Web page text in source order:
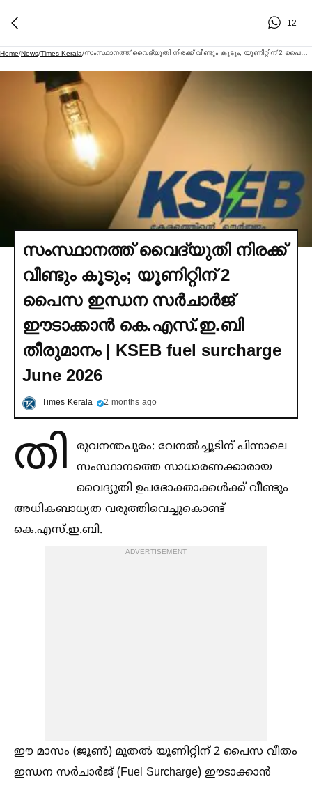
12
Home/News/Times Kerala/
സംസ്ഥാനത്ത് വൈദ്യുതി നിരക്ക്
വീണ്ടും കൂടും; യൂണിറ്റിന് 2
പൈസ ഇന്ധന സര്‍ചാര്‍ജ്
ഈടാക്കാൻ കെ.എസ്.ഇ.ബി
തീരുമാനം | KSEB fuel surcharge
June 2026
Times Kerala 2 months ago
തി
രുവനന്തപുരം: വേനല്‍ച്ചൂടിന് പിന്നാലെ
സംസ്ഥാനത്തെ സാധാരണക്കാരായ
വൈദ്യുതി ഉപഭോക്താക്കള്‍ക്ക് വീണ്ടും
അധികബാധ്യത വരുത്തിവെച്ചുകൊണ്ട്
കെ.എസ്.ഇ.ബി.
ADVERTISEMENT
ഈ മാസം (ജൂണ്‍) മുതല്‍ യൂണിറ്റിന് 2 പൈസ വീതം
ഇന്ധന സർചാർജ് (Fuel Surcharge) ഈടാക്കാൻ